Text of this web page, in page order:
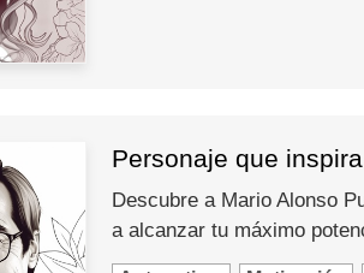
Personaje que
Descubre a Mario Alonso
a alcanzar tu máximo